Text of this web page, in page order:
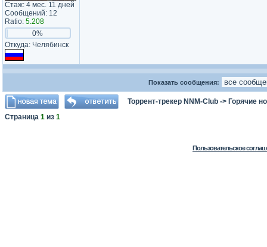
Стаж: 4 мес. 11 дней
Сообщений: 12
Ratio: 5.208
0%
Откуда: Челябинск
Показать сообщения:
Торрент-трекер NNM-Club -> Горячие
Страница 1 из 1
Пользовательское